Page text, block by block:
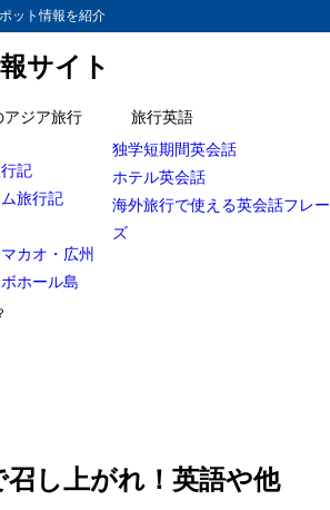
ット情報を紹介
サイト
アジア旅行
記
旅行記
カオ・広州
ホール島
旅行英語
独学短期間英会話
ホテル英会話
海外旅行で使える英会話フレー
ズ
し上がれ！英語や他
の言語では何と言う？
事】